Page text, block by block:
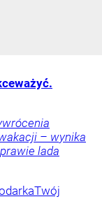
– wynika
lada
Twój